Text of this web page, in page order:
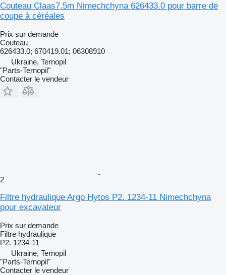
Couteau Claas7.5m Nimechchyna 626433.0 pour barre de
coupe à céréales
Prix sur demande
Couteau
626433.0; 670419.01; 06308910
Ukraine, Ternopil
"Parts-Ternopil"
Contacter le vendeur
2
Filtre hydraulique Argo Hytos P2. 1234-11 Nimechchyna
pour excavateur
Prix sur demande
Filtre hydraulique
P2. 1234-11
Ukraine, Ternopil
"Parts-Ternopil"
Contacter le vendeur